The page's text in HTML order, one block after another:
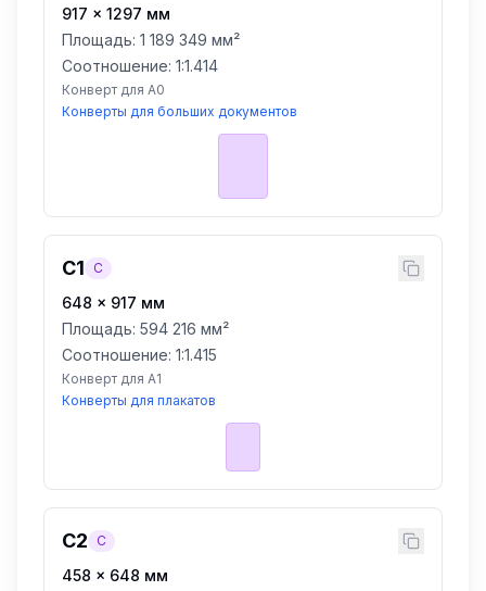
917 × 1297 мм
Площадь: 1 189 349 мм²
Соотношение: 1:1.414
Конверт для A0
Конверты для больших документов
C1 C
648 × 917 мм
Площадь: 594 216 мм²
Соотношение: 1:1.415
Конверт для A1
Конверты для плакатов
C2 C
458 × 648 мм